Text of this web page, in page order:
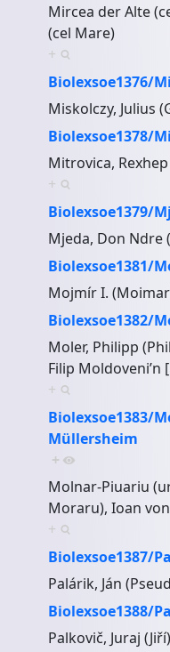
Mircea der Alte
(cel Mare)
+
Biolexsoe1376/
Miskolczy, Julius
Biolexsoe1378/
Mitrovica,
+
Biolexsoe1379/
Mjeda, Don Ndre
Biolexsoe1381/
Mojmír I.
Biolexsoe1382/
Moler, Philipp
Filip
+
Biolexsoe1383/
Müllersheim
+
Molnar-Piuariu
Moraru), Ioan
+
Biolexsoe1387/
Palárik, Ján
Biolexsoe1388/
Palkovič, Juraj (Jiří)